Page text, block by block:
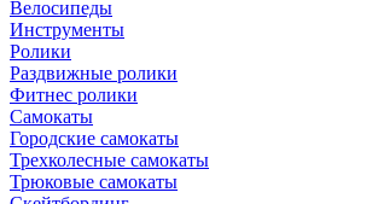
Велосипеды
Инструменты
Ролики
Раздвижные ролики
Фитнес ролики
Самокаты
Городские самокаты
Трехколесные самокаты
Трюковые самокаты